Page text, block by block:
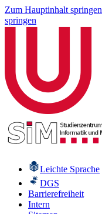
Zum Hauptinhalt springen
springen
Leichte Sprache
DGS
Barrierefreiheit
Intern